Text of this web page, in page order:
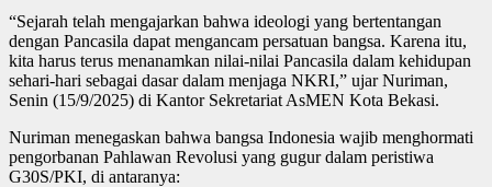
“Sejarah telah mengajarkan bahwa ideologi yang bertentangan
dengan Pancasila dapat mengancam persatuan bangsa. Karena itu,
kita harus terus menanamkan nilai-nilai Pancasila dalam kehidupan
sehari-hari sebagai dasar dalam menjaga NKRI,” ujar Nuriman,
Senin (15/9/2025) di Kantor Sekretariat AsMEN Kota Bekasi.
Nuriman menegaskan bahwa bangsa Indonesia wajib menghormati
pengorbanan Pahlawan Revolusi yang gugur dalam peristiwa
G30S/PKI, di antaranya: